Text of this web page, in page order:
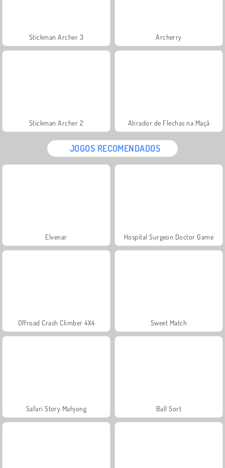
Stickman Archer 3 Archerry
Stickman Archer 2 Atirador de Flechas na Maçã
JOGOS RECOMENDADOS
Elvenar Hospital Surgeon Doctor Game
Offroad Crash Climber 4X4 Sweet Match
Safari Story Mahjong Ball Sort